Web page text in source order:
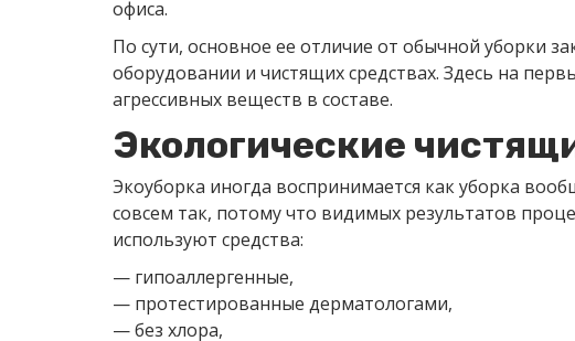
офиса.
По сути, основное ее отличие от обычной уборки
оборудовании и чистящих средствах. Здесь на
агрессивных веществ в составе.
Экологические
Экоуборка иногда воспринимается как уборка
совсем так, потому что видимых результатов
используют средства:
— гипоаллергенные,
— протестированные дерматологами,
— без хлора,